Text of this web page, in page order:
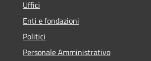
Uffici
Enti e fondazioni
Politici
Personale Amministrativo